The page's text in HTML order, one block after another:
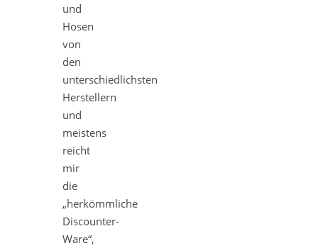
und
Hosen
von
den
unterschiedlichsten
Herstellern
und
meistens
reicht
mir
die
„herkömmliche
Discounter-
Ware“,